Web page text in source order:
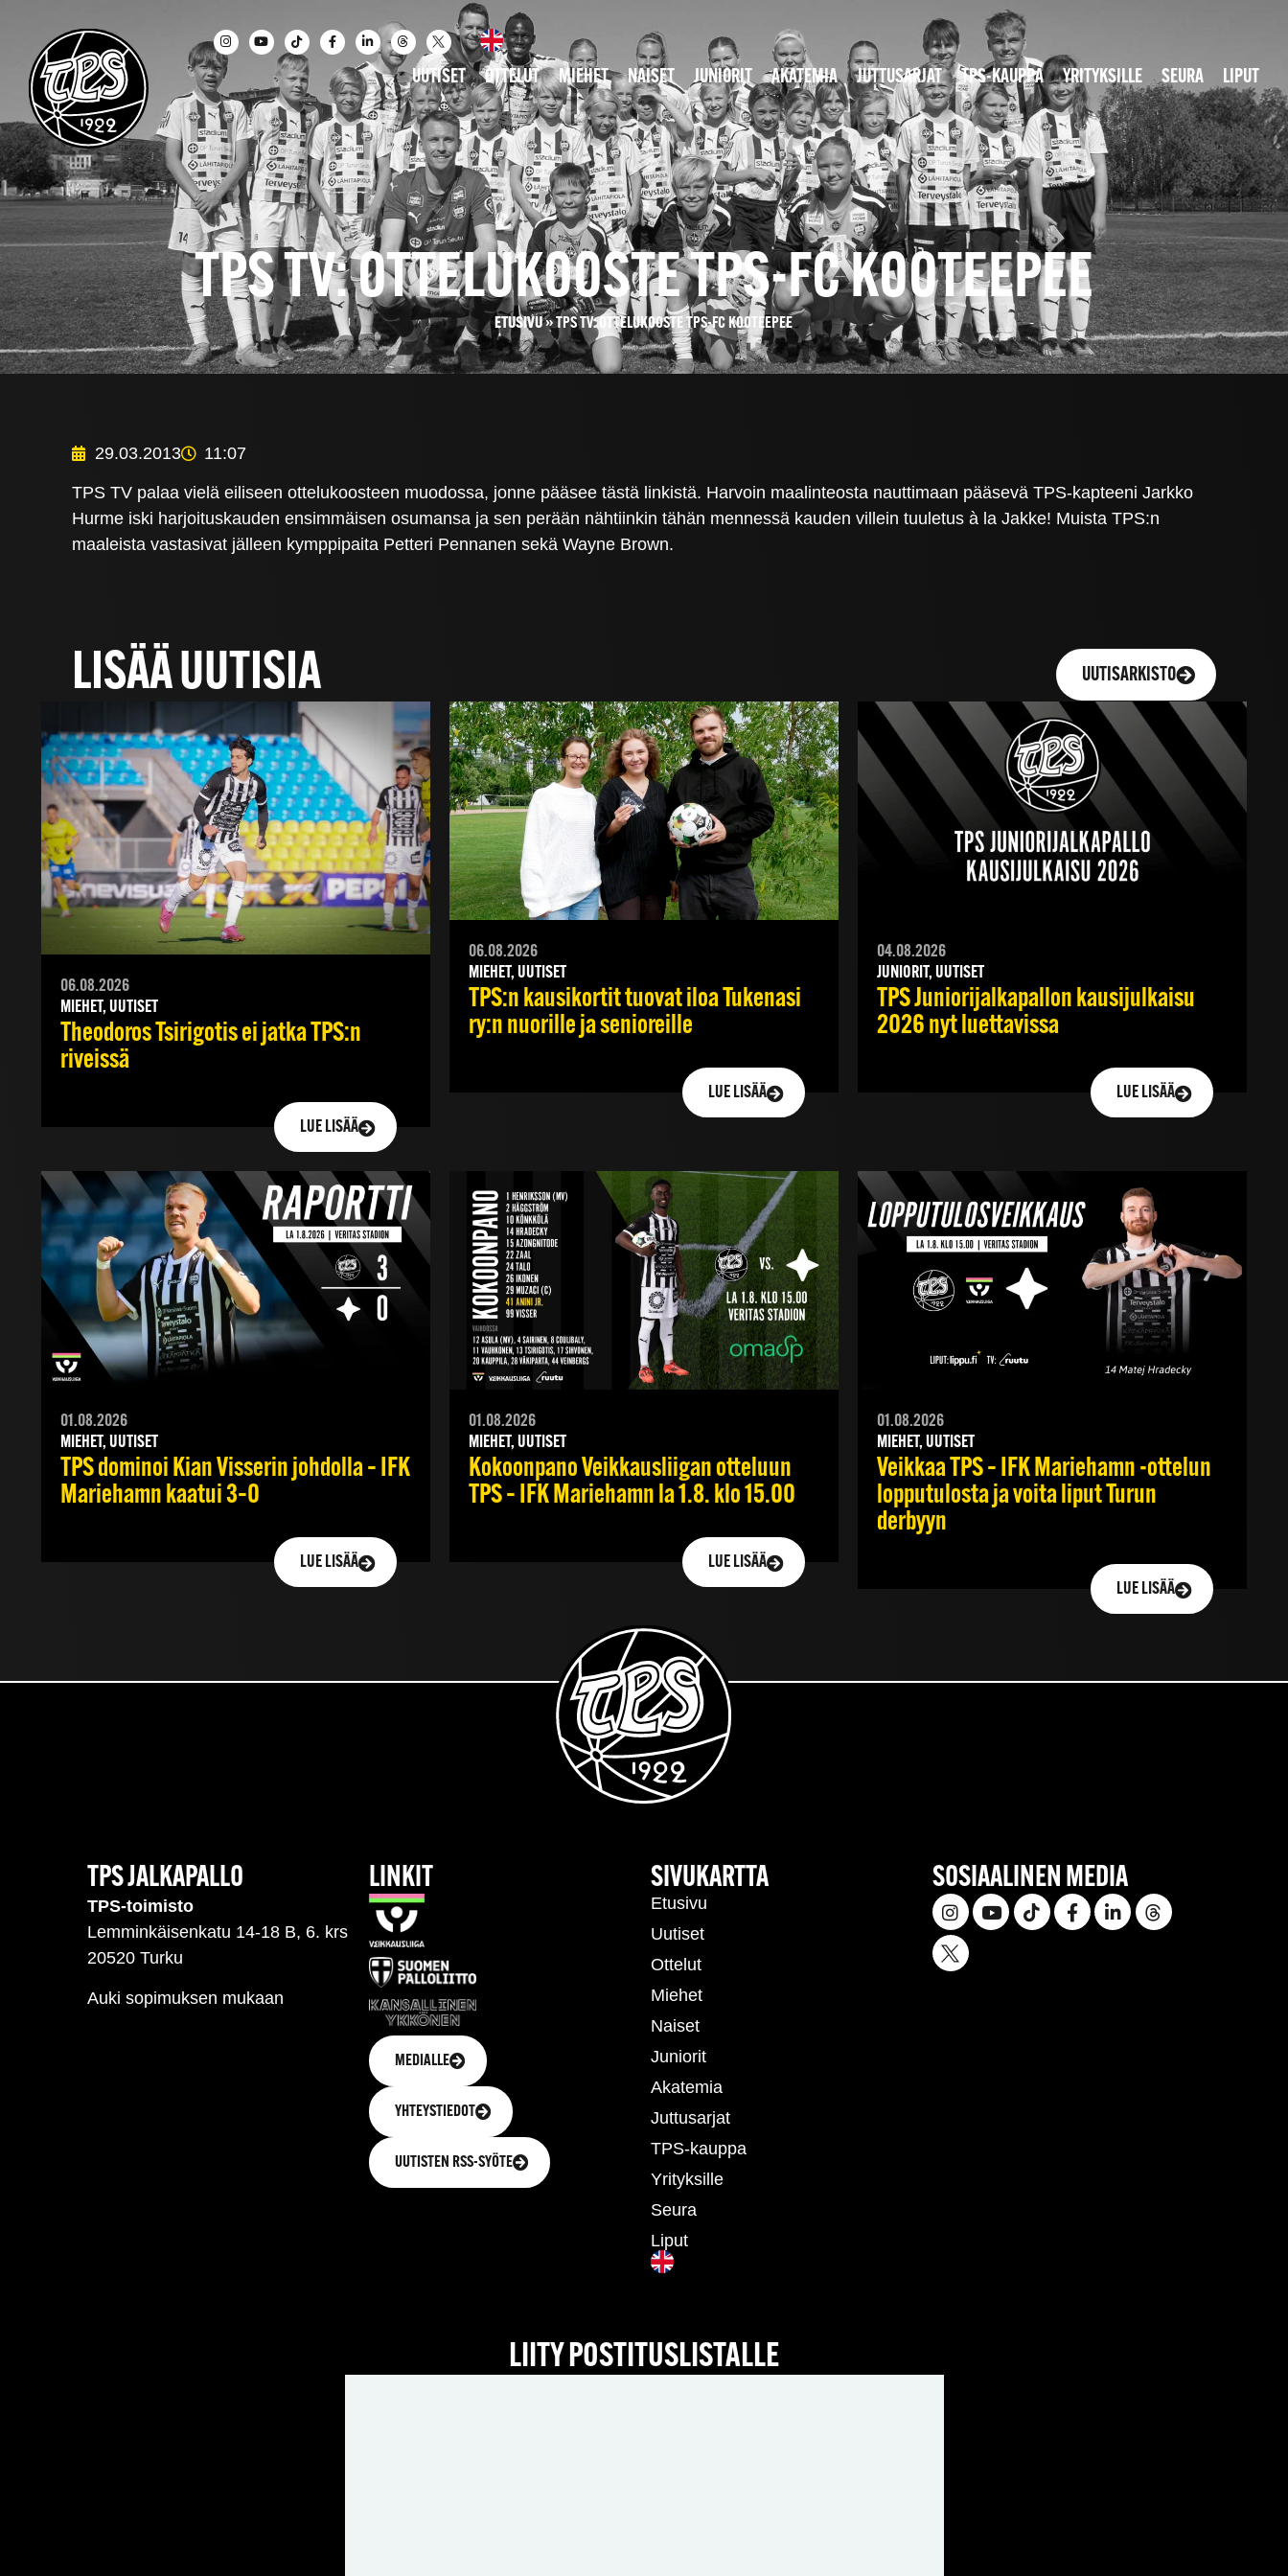
UUTISET OTTELUT MIEHET NAISET JUNIORIT AKATEMIA JUTTUSARJAT TPS-KAUPPA YRITYKSILLE SEURA LIPUT
TPS TV: OTTELUKOOSTE TPS-FC KOOTEEPEE
ETUSIVU»TPS TV: OTTELUKOOSTE TPS-FC KOOTEEPEE
29.03.2013 11:07
TPS TV palaa vielä eiliseen ottelukoosteen muodossa, jonne pääsee tästä linkistä. Harvoin maalinteosta nauttimaan pääsevä TPS-kapteeni Jarkko
Hurme iski harjoituskauden ensimmäisen osumansa ja sen perään nähtiinkin tähän mennessä kauden villein tuuletus à la Jakke! Muista TPS:n
maaleista vastasivat jälleen kymppipaita Petteri Pennanen sekä Wayne Brown.
LISÄÄ UUTISIA UUTISARKISTO
06.08.2026
MIEHET, UUTISET
Theodoros Tsirigotis ei jatka TPS:n
riveissä
LUE LISÄÄ
06.08.2026
MIEHET, UUTISET
TPS:n kausikortit tuovat iloa Tukenasi
ry:n nuorille ja senioreille
LUE LISÄÄ
04.08.2026
JUNIORIT, UUTISET
TPS Juniorijalkapallon kausijulkaisu
2026 nyt luettavissa
LUE LISÄÄ
01.08.2026
MIEHET, UUTISET
TPS dominoi Kian Visserin johdolla – IFK
Mariehamn kaatui 3–0
LUE LISÄÄ
01.08.2026
MIEHET, UUTISET
Kokoonpano Veikkausliigan otteluun
TPS – IFK Mariehamn la 1.8. klo 15.00
LUE LISÄÄ
01.08.2026
MIEHET, UUTISET
Veikkaa TPS – IFK Mariehamn -ottelun
lopputulosta ja voita liput Turun
derbyyn
LUE LISÄÄ
TPS JALKAPALLO
TPS-toimisto
Lemminkäisenkatu 14-18 B, 6. krs
20520 Turku
Auki sopimuksen mukaan
LINKIT
MEDIALLE
YHTEYSTIEDOT
UUTISTEN RSS-SYÖTE
SIVUKARTTA
Etusivu
Uutiset
Ottelut
Miehet
Naiset
Juniorit
Akatemia
Juttusarjat
TPS-kauppa
Yrityksille
Seura
Liput
SOSIAALINEN MEDIA
LIITY POSTITUSLISTALLE